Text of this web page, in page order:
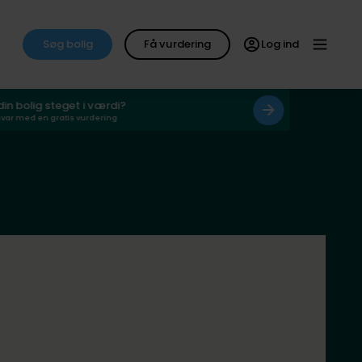
Søg bolig Få vurdering Log ind
bolig steget i værdi?
med en gratis vurdering